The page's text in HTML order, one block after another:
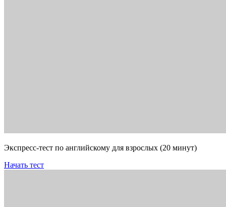
Экспресс-тест по английскому для взрослых (20 минут)
Начать тест